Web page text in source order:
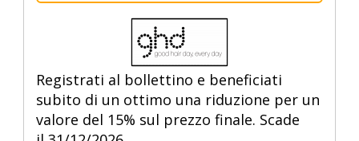
Registrati al bollettino e beneficiati
subito di un ottimo una riduzione per un
valore del 15% sul prezzo finale. Scade